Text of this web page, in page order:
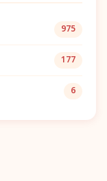
975
177
6